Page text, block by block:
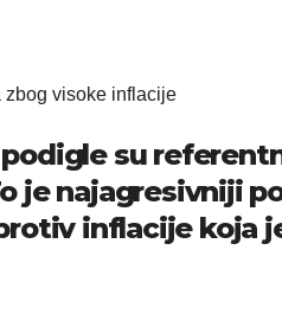
su
je najagresivniji
inflacije koja